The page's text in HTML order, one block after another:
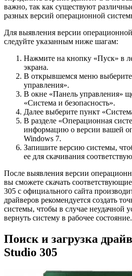
важно, так как существуют
разных версий операционной
Для выявления версии
следуйте указанным ниже шагам:
Нажмите на кнопку «Пуск» в
экрана.
В открывшемся меню
управления».
В окне «Панель управления»
«Система и безопасность».
Далее выберите пункт
В разделе «Операционная
информацию о версии вашей
Windows 7.
Запишите версию системы,
ее для скачивания
После выявления версии
вы сможете скачать
305 с официального сайта
драйверов рекомендуется создать
системы, чтобы в случае неудачной
вернуть систему в рабочее состояние.
Поиск и загрузка
Studio 305